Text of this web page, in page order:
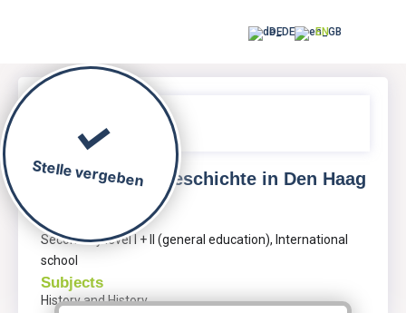
DE EN
Lehrkraft für Geschichte in Den Haag
Institution
Secondary level I + II (general education), International
school
Subjects
History and History
Stelle vergeben